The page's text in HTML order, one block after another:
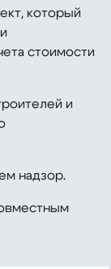
который
стоимости
и
надзор.